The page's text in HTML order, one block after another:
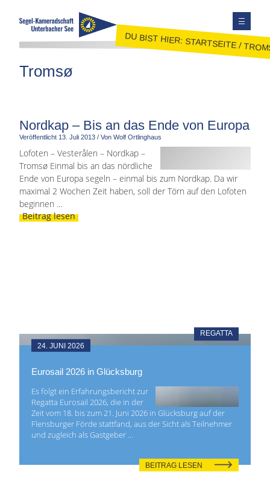
JOLLENSEGELN
FAHRTENSEGELN
MITGLIEDER
KONTAKT
SEITE DURCHSUCHEN
FACEBOOK
DU BIST HIER:STARTSEITE/
Tromsø
Nordkap – Bis an das Ende von Europa
Veröffentlicht 13. Juli 2013 / Von Wolf Ortlinghaus
Lofoten – Vesterålen – Nordkap –
Tromsø Einmal bis an das nördliche
Ende von Europa segeln – einmal bis zum Nordkap. Da wir
maximal 2 Wochen Zeit haben, soll der Törn auf den Lofoten
beginnen …
Beitrag lesen
REGATTA
24. JUNI 2026
Eurosail 2026 in Glücksburg
Es folgt ein Erfahrungsbericht zur
Regatta Eurosail 2026, die in der
Zeit vom 18. bis zum 21. Juni 2026 in Glücksburg auf der
Flensburger Förde stattfand, aus der Sicht als Teilnehmer
und zugleich als Gastgeber …
BEITRAG LESEN